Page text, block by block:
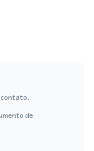
contato.
de